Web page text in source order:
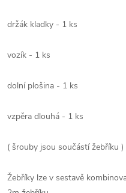
držák kladky - 1 ks
vozík - 1 ks
dolní plošina - 1 ks
vzpěra dlouhá - 1 ks
( šrouby jsou součástí žebříku )
Žebříky lze v sestavě